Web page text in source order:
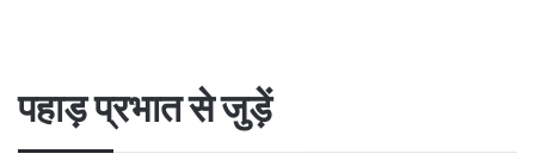
पहाड़ प्रभात से जुड़ें